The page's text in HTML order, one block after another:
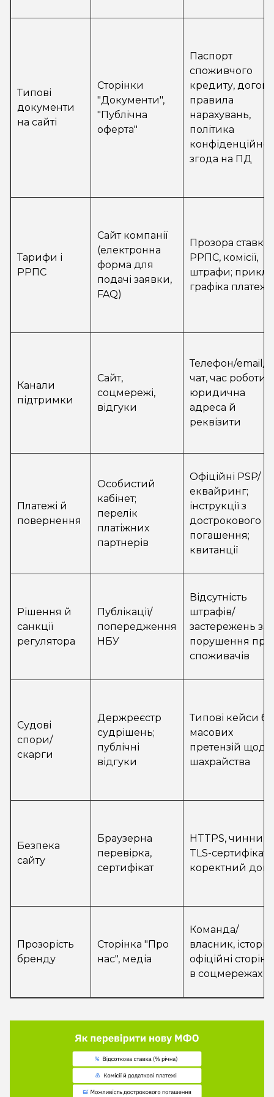
Типові
документи
на сайті
Сторінки
"Документи",
"Публічна
оферта"
Паспорт
споживчого
кредиту,
правила
нарахувань,
політика
згода на ПД
Тарифи і
РРПС
Сайт компанії
(електронна
форма для
подачі заявки,
FAQ)
Прозора ставка,
РРПС, комісії,
штрафи;
графіка
Канали
підтримки
Сайт,
соцмережі,
відгуки
Телефон/email/
чат, час роботи,
юридична
адреса й
реквізити
Платежі й
повернення
Особистий
кабінет;
перелік
платіжних
партнерів
Офіційні PSP/
еквайринг;
інструкції з
дострокового
погашення;
квитанції
Рішення й
санкції
регулятора
Публікації/
попередження
НБУ
Відсутність
штрафів/
застережень за
порушення
споживачів
Судові
спори/
скарги
Держреєстр
судрішень;
публічні
відгуки
Типові кейси
масових
претензій щодо
шахрайства
Безпека
сайту
Браузерна
перевірка,
сертифікат
HTTPS, чинний
TLS-сертифікат,
коректний
Прозорість
бренду
Сторінка "Про
нас", медіа
Команда/
власник, історія,
офіційні
в соцмережах